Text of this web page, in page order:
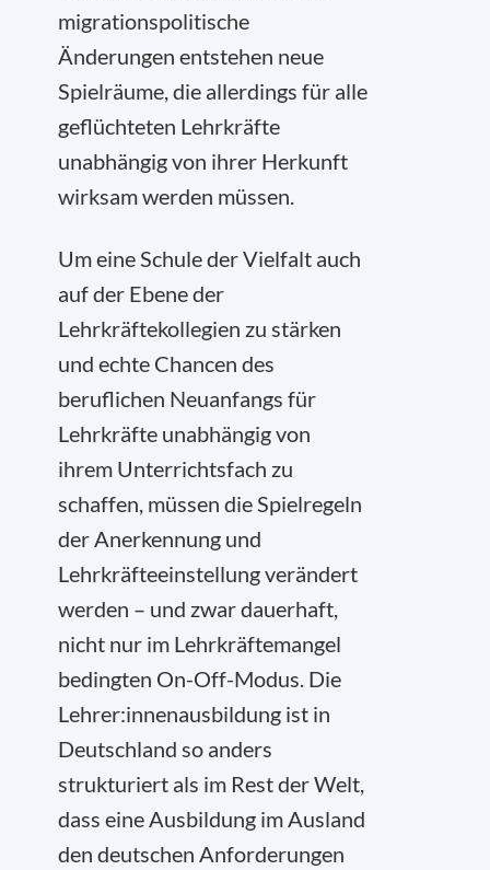
migrationspolitische
Änderungen entstehen neue
Spielräume, die allerdings für alle
geflüchteten Lehrkräfte
unabhängig von ihrer Herkunft
wirksam werden müssen.
Um eine Schule der Vielfalt auch
auf der Ebene der
Lehrkräftekollegien zu stärken
und echte Chancen des
beruflichen Neuanfangs für
Lehrkräfte unabhängig von
ihrem Unterrichtsfach zu
schaffen, müssen die Spielregeln
der Anerkennung und
Lehrkräfteeinstellung verändert
werden – und zwar dauerhaft,
nicht nur im Lehrkräftemangel
bedingten On-Off-Modus. Die
Lehrer:innenausbildung ist in
Deutschland so anders
strukturiert als im Rest der Welt,
dass eine Ausbildung im Ausland
den deutschen Anforderungen